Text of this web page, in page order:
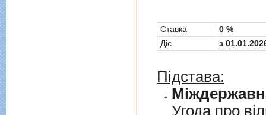
Cтавка
0 %
Діє
з
Підстава:
Угода про